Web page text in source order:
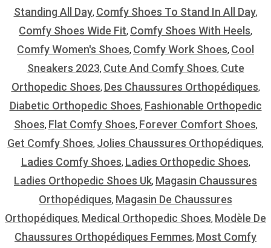
Standing All Day, Comfy Shoes To Stand In All Day,
Comfy Shoes Wide Fit, Comfy Shoes With Heels,
Comfy Women's Shoes, Comfy Work Shoes, Cool
Sneakers 2023, Cute And Comfy Shoes, Cute
Orthopedic Shoes, Des Chaussures Orthopédiques,
Diabetic Orthopedic Shoes, Fashionable Orthopedic
Shoes, Flat Comfy Shoes, Forever Comfort Shoes,
Get Comfy Shoes, Jolies Chaussures Orthopédiques,
Ladies Comfy Shoes, Ladies Orthopedic Shoes,
Ladies Orthopedic Shoes Uk, Magasin Chaussures
Orthopédiques, Magasin De Chaussures
Orthopédiques, Medical Orthopedic Shoes, Modèle De
Chaussures Orthopédiques Femmes, Most Comfy